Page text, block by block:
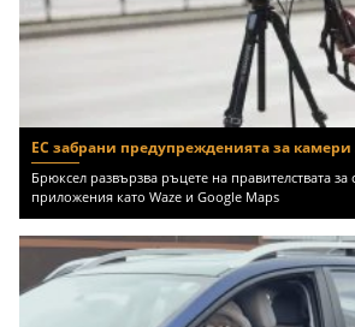
ЕС забрани предупрежденията за камери
Брюксел развързва ръцете на правителствата
приложения като Waze и Google Maps